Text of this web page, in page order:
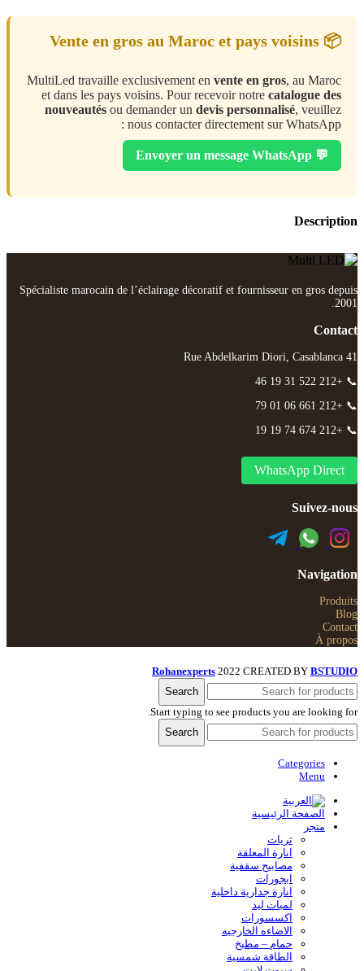
📦 Vente en gros au Maroc et pays voisins
MultiLed travaille exclusivement en vente en gros, au Maroc
et dans les pays voisins. Pour recevoir notre catalogue des
nouveautés ou demander un devis personnalisé, veuillez
nous contacter directement sur WhatsApp :
💬 Envoyer un message WhatsApp
Description
Spécialiste marocain de l’éclairage décoratif et fournisseur en gros depuis
2001.
Contact
41 Rue Abdelkarim Diori, Casablanca
📞 +212 522 31 19 46
📞 +212 661 06 01 79
📞 +212 674 74 19 19
WhatsApp Direct
Suivez-nous
Navigation
Produits
Blog
Contact
À propos
Rohanexperts 2022 CREATED BY BSTUDIO
Search
Start typing to see products you are looking for.
Search
Categories
Menu
الصفحة الرئيسية
متجر
ثريات
انارة المعلقة
مصابيح سقفية
ابجورات
انارة جدارية داخلية
لمبات ليد
اكسسورات
الاضاءه الخارجیه
حمام – مطبخ
الطاقة شمسية